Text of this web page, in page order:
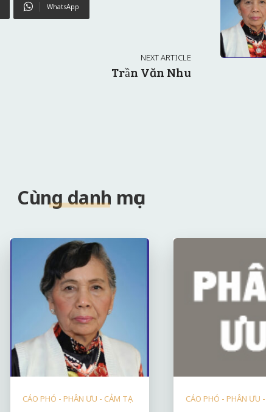
WhatsApp
NEXT ARTICLE
Trần Văn Nhu
Cùng danh mục
CÁO PHÓ - PHÂN ƯU - CẢM TẠ CÁO PHÓ - PHÂN ƯU